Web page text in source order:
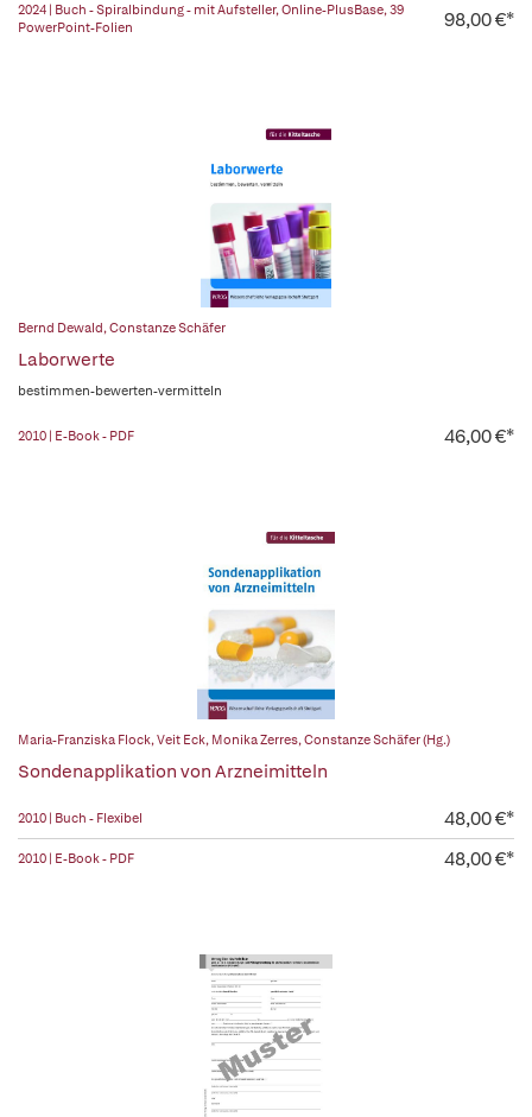
2024 | Buch - Spiralbindung - mit Aufsteller, Online-PlusBase, 39
PowerPoint-Folien
98,00 €*
Bernd Dewald,Constanze Schäfer
Laborwerte
bestimmen-bewerten-vermitteln
2010 | E-Book - PDF 46,00 €*
Maria-Franziska Flock,Veit Eck, Monika Zerres,Constanze Schäfer (Hg.)
Sondenapplikation von Arzneimitteln
2010 | Buch - Flexibel 48,00 €*
2010 | E-Book - PDF 48,00 €*